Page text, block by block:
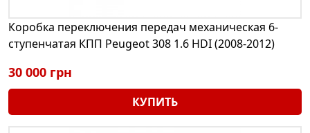
Коробка переключения передач механическая 6-
ступенчатая КПП Peugeot 308 1.6 HDI (2008-2012)
30 000 грн
КУПИТЬ